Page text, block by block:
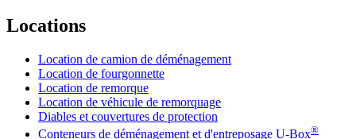
Locations
Location de camion de déménagement
Location de fourgonnette
Location de remorque
Location de véhicule de remorquage
Diables et couvertures de protection
Conteneurs de déménagement et d'entreposage U-Box®